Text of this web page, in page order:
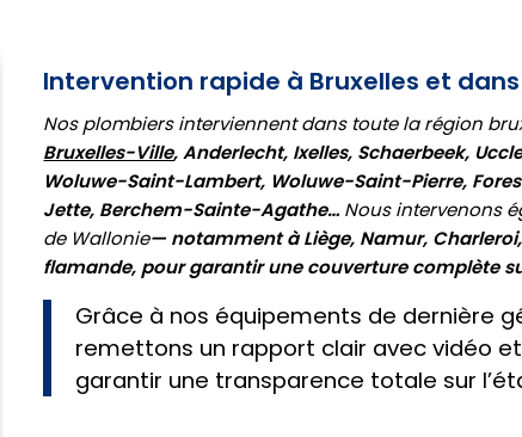
Intervention rapide à Bruxelles et
Nos plombiers interviennent dans toute la région
Bruxelles-Ville, Anderlecht, Ixelles, Schaerbeek,
Woluwe-Saint-Lambert, Woluwe-Saint-Pierre,
Jette, Berchem-Sainte-Agathe… Nous intervenons
de Wallonie— notamment à Liège, Namur,
flamande, pour garantir une couverture complète
Grâce à nos équipements de dernière
remettons un rapport clair avec vidéo
garantir une transparence totale sur